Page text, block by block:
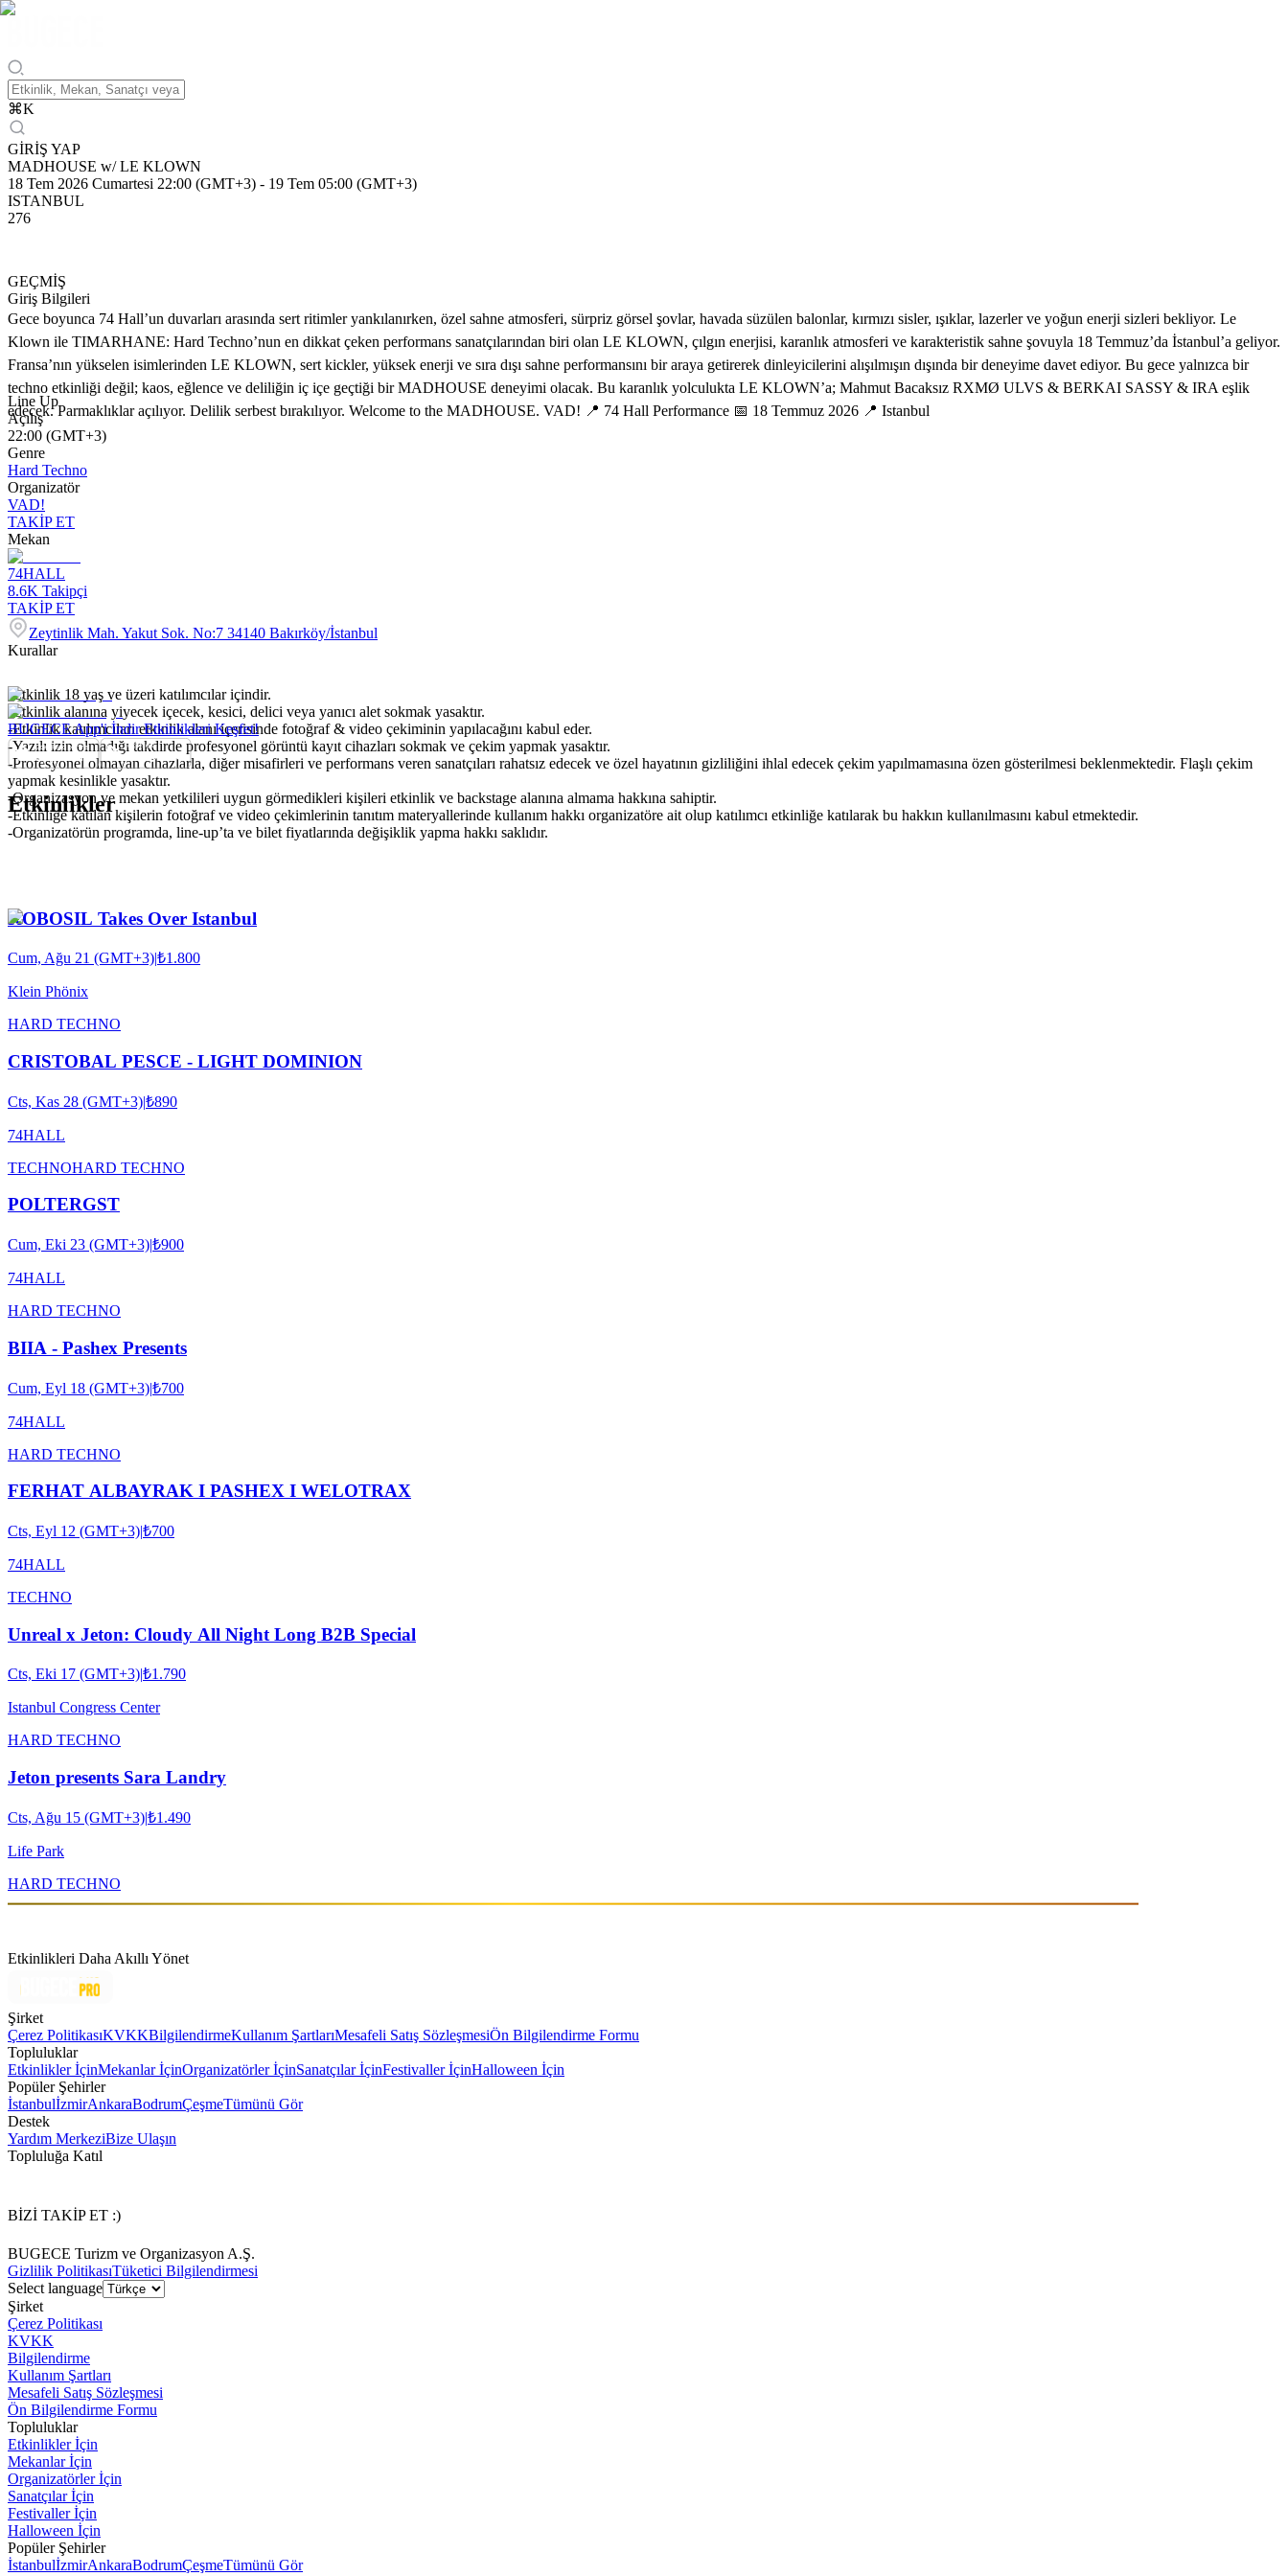
⌘K
GİRİŞ YAP
MADHOUSE w/ LE KLOWN
18 Tem 2026 Cumartesi 22:00 (GMT+3) - 19 Tem 05:00 (GMT+3)
ISTANBUL
276
GEÇMİŞ
Giriş Bilgileri
Gece boyunca 74 Hall’un duvarları arasında sert ritimler yankılanırken, özel sahne atmosferi, sürpriz görsel şovlar, havada süzülen balonlar, kırmızı sisler, ışıklar, lazerler ve yoğun enerji sizleri bekliyor. Le
Klown ile TIMARHANE: Hard Techno’nun en dikkat çeken performans sanatçılarından biri olan LE KLOWN, çılgın enerjisi, karanlık atmosferi ve karakteristik sahne şovuyla 18 Temmuz’da İstanbul’a geliyor.
Fransa’nın yükselen isimlerinden LE KLOWN, sert kickler, yüksek enerji ve sıra dışı sahne performansını bir araya getirerek dinleyicilerini alışılmışın dışında bir deneyime davet ediyor. Bu gece yalnızca bir
techno etkinliği değil; kaos, eğlence ve deliliğin iç içe geçtiği bir MADHOUSE deneyimi olacak. Bu karanlık yolculukta LE KLOWN’a; Mahmut Bacaksız RXMØ ULVS & BERKAI SASSY & IRA eşlik
edecek. Parmaklıklar açılıyor. Delilik serbest bırakılıyor. Welcome to the MADHOUSE. VAD! 📍 74 Hall Performance 📅 18 Temmuz 2026 📍 Istanbul
Line Up
Açılış
22:00 (GMT+3)
Genre
Hard Techno
Organizatör
VAD!
TAKİP ET
Mekan
74HALL
8.6K Takipçi
TAKİP ET
Zeytinlik Mah. Yakut Sok. No:7 34140 Bakırköy/İstanbul
Kurallar
-Etkinlik 18 yaş ve üzeri katılımcılar içindir.
-Etkinlik alanına yiyecek içecek, kesici, delici veya yanıcı alet sokmak yasaktır.
-Etkinlik katılımcıları etkinlik alanı içerisinde fotoğraf & video çekiminin yapılacağını kabul eder.
-Yazılı izin olmadığı takdirde profesyonel görüntü kayıt cihazları sokmak ve çekim yapmak yasaktır.
-Profesyonel olmayan cihazlarla, diğer misafirleri ve performans veren sanatçıları rahatsız edecek ve özel hayatının gizliliğini ihlal edecek çekim yapılmamasına özen gösterilmesi beklenmektedir. Flaşlı çekim
yapmak kesinlikle yasaktır.
-Organizasyon ve mekan yetkilileri uygun görmedikleri kişileri etkinlik ve backstage alanına almama hakkına sahiptir.
-Etkinliğe katılan kişilerin fotoğraf ve video çekimlerinin tanıtım materyallerinde kullanım hakkı organizatöre ait olup katılımcı etkinliğe katılarak bu hakkın kullanılmasını kabul etmektedir.
-Organizatörün programda, line-up’ta ve bilet fiyatlarında değişiklik yapma hakkı saklıdır.
BUGECE App'i İndir Etkinlikleri Keşfet!
Etkinlikler
KOBOSIL Takes Over Istanbul
Cum, Ağu 21 (GMT+3)|₺1.800
Klein Phönix
HARD TECHNO
CRISTOBAL PESCE - LIGHT DOMINION
Cts, Kas 28 (GMT+3)|₺890
74HALL
TECHNOHARD TECHNO
POLTERGST
Cum, Eki 23 (GMT+3)|₺900
74HALL
HARD TECHNO
BIIA - Pashex Presents
Cum, Eyl 18 (GMT+3)|₺700
74HALL
HARD TECHNO
FERHAT ALBAYRAK I PASHEX I WELOTRAX
Cts, Eyl 12 (GMT+3)|₺700
74HALL
TECHNO
Unreal x Jeton: Cloudy All Night Long B2B Special
Cts, Eki 17 (GMT+3)|₺1.790
Istanbul Congress Center
HARD TECHNO
Jeton presents Sara Landry
Cts, Ağu 15 (GMT+3)|₺1.490
Life Park
HARD TECHNO
Etkinlikleri Daha Akıllı Yönet
Şirket
Çerez PolitikasıKVKKBilgilendirmeKullanım ŞartlarıMesafeli Satış SözleşmesiÖn Bilgilendirme Formu
Topluluklar
Etkinlikler İçinMekanlar İçinOrganizatörler İçinSanatçılar İçinFestivaller İçinHalloween İçin
Popüler Şehirler
İstanbulİzmirAnkaraBodrumÇeşmeTümünü Gör
Destek
Yardım MerkeziBize Ulaşın
Topluluğa Katıl
BİZİ TAKİP ET :)
BUGECE Turizm ve Organizasyon A.Ş.
Gizlilik PolitikasıTüketici Bilgilendirmesi
Select language
Şirket
Çerez Politikası
KVKK
Bilgilendirme
Kullanım Şartları
Mesafeli Satış Sözleşmesi
Ön Bilgilendirme Formu
Topluluklar
Etkinlikler İçin
Mekanlar İçin
Organizatörler İçin
Sanatçılar İçin
Festivaller İçin
Halloween İçin
Popüler Şehirler
İstanbulİzmirAnkaraBodrumÇeşmeTümünü Gör